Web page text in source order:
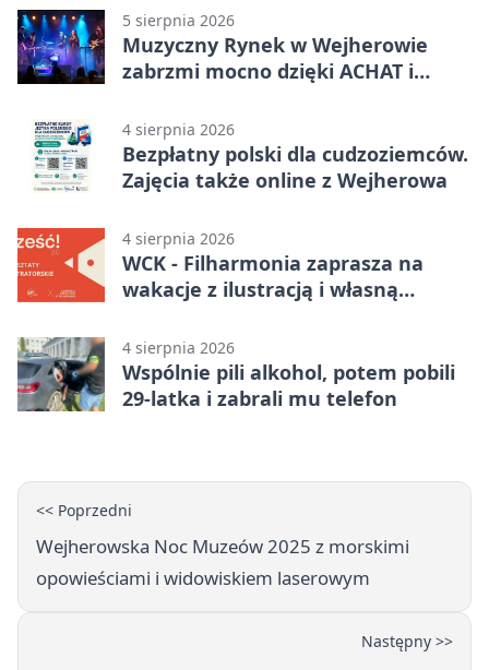
5 sierpnia 2026
Muzyczny Rynek w Wejherowie
zabrzmi mocno dzięki ACHAT i
4 sierpnia 2026
Bezpłatny polski dla cudzoziemców.
Zajęcia także online z Wejherowa
4 sierpnia 2026
WCK - Filharmonia zaprasza na
wakacje z ilustracją i własną
4 sierpnia 2026
Wspólnie pili alkohol, potem pobili
29-latka i zabrali mu telefon
<< Poprzedni
Wejherowska Noc Muzeów 2025 z morskimi
opowieściami i widowiskiem laserowym
Następny >>